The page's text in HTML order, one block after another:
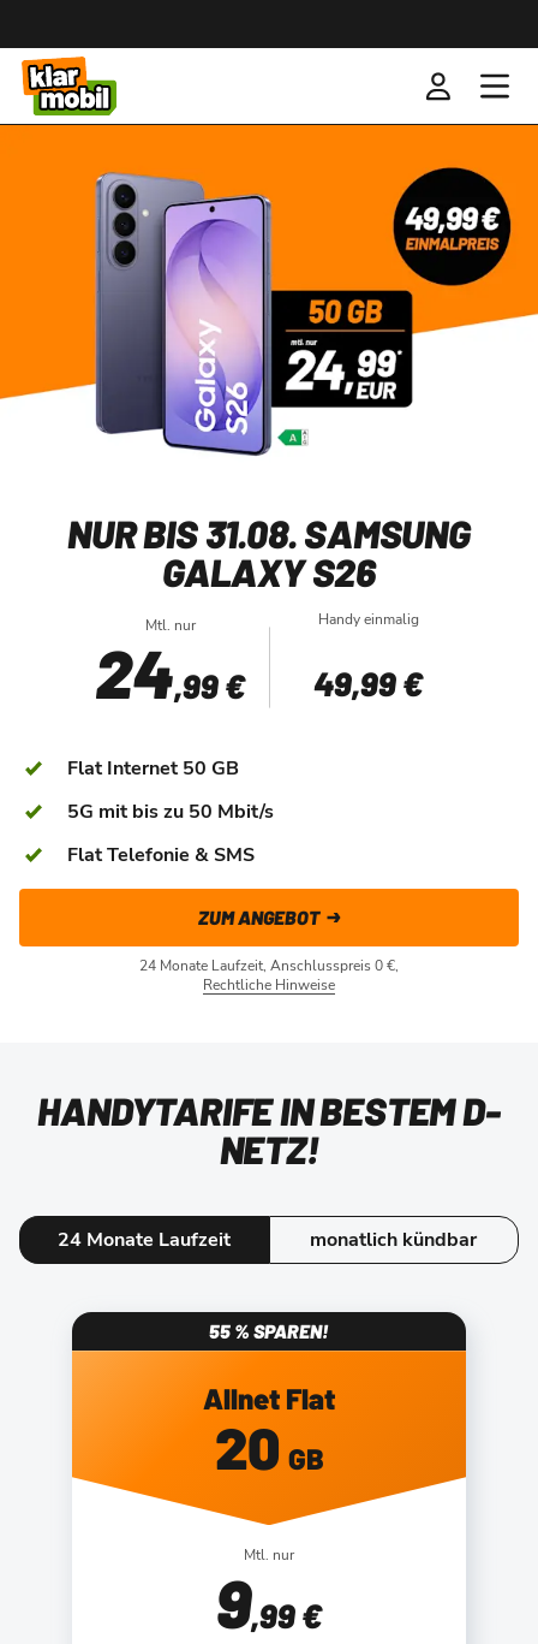
NUR BIS 31.08. SAMSUNG
GALAXY S26
Mtl. nur
24,99 €
Handy einmalig
49,99 €
Flat Internet 50 GB
5G mit bis zu 50 Mbit/s
Flat Telefonie & SMS
ZUM ANGEBOT
24 Monate Laufzeit, Anschlusspreis 0 €,
Rechtliche Hinweise
HANDYTARIFE IN BESTEM D-
NETZ!
24 Monate Laufzeit monatlich kündbar
55 % SPAREN!
Allnet Flat
20 GB
Mtl. nur
9,99 €